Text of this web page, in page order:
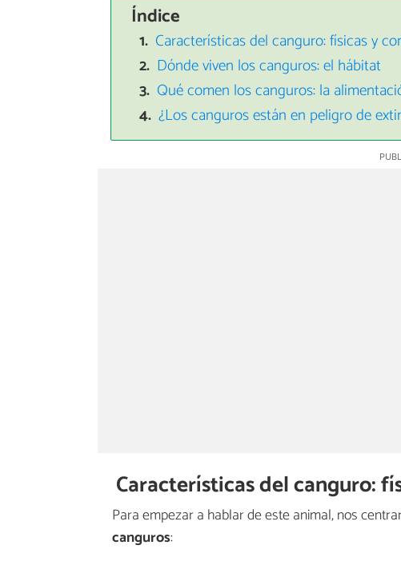
Índice
Características del canguro: físicas y
Dónde viven los canguros: el hábitat
Qué comen los canguros: la
¿Los canguros están en peligro de
Características del canguro:
Para empezar a hablar de este animal, nos
canguros: